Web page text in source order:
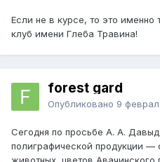
Если не в курсе, то это именно
клуб имени Глеба Травина!
forest gard
Опубликовано 9
Сегодня по просьбе А. А.
полиграфической продукции —